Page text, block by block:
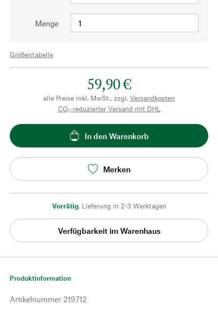
Menge
Größentabelle
59,90 €
alle Preise inkl. MwSt., zzgl. Versandkosten
CO₂-reduzierter Versand mit DHL
In den Warenkorb
Merken
Vorrätig, Lieferung in 2-3 Werktagen
Verfügbarkeit im Warenhaus
Produktinformation
Artikelnummer 219712